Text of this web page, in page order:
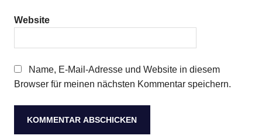
Website
Name, E-Mail-Adresse und Website in diesem
Browser für meinen nächsten Kommentar speichern.